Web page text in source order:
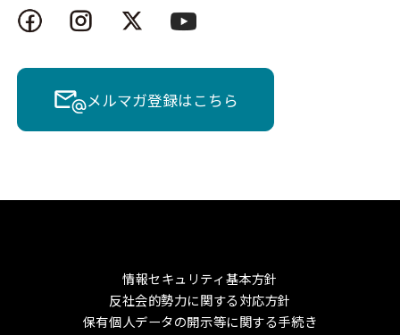
メルマガ登録はこちら
情報セキュリティ基本方針
反社会的勢力に関する対応方針
保有個人データの開示等に関する手続き